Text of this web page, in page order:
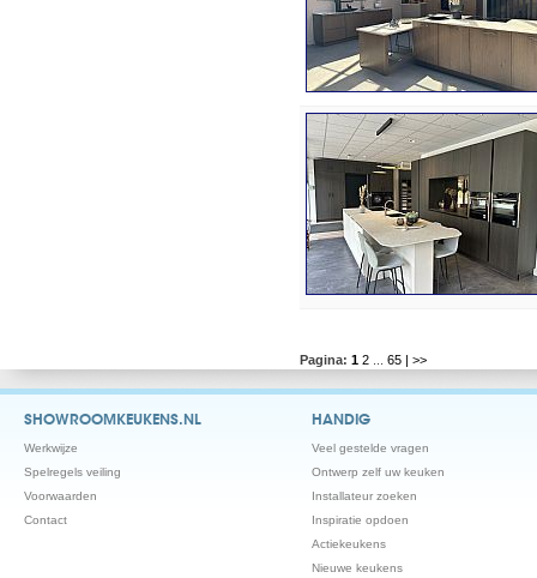
Pagina: 1 2 65 | >>
SHOWROOMKEUKENS.NL
Werkwijze
Spelregels veiling
Voorwaarden
Contact
HANDIG
Veel gestelde vragen
Ontwerp zelf uw keuken
Installateur zoeken
Inspiratie opdoen
Actiekeukens
Nieuwe keukens